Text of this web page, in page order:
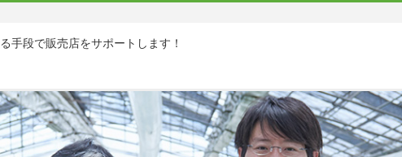
段で販売店をサポートします！